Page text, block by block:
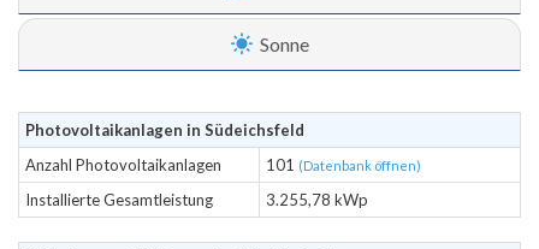
Sonne
Photovoltaikanlagen in Südeichsfeld
Anzahl Photovoltaikanlagen
101 (Datenbank öffnen)
Installierte Gesamtleistung 3.255,78 kWp